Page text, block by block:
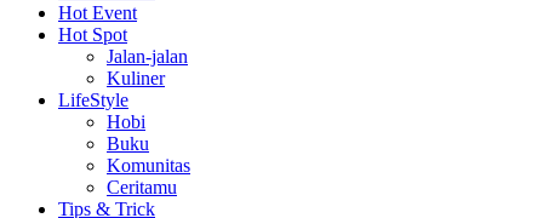
Hot Event
Hot Spot
Jalan-jalan
Kuliner
LifeStyle
Hobi
Buku
Komunitas
Ceritamu
Tips & Trick